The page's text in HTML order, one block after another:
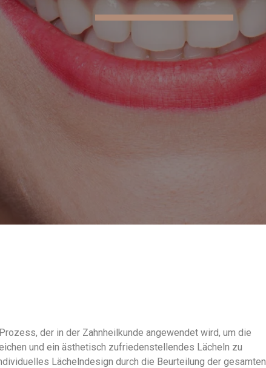
der in der Zahnheilkunde angewendet wird, um die
und ein ästhetisch zufriedenstellendes Lächeln zu
Lächelndesign durch die Beurteilung der gesamten